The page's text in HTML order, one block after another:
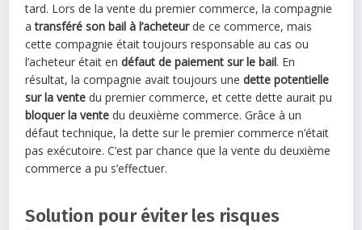
tard. Lors de la vente du premier commerce, la compagnie
atransféré son bail à l’acheteurde ce commerce, mais
cette compagnie était toujours responsable au cas ou
l’acheteur était endéfaut de paiement sur le bail. En
résultat, la compagnie avait toujours unedette potentielle
sur la vente du premier commerce, et cette dette aurait pu
bloquer la vente du deuxième commerce. Grâce à un
défaut technique, la dette sur le premier commerce n’était
pas exécutoire. C’est par chance que la vente du deuxième
commerce a pu s’effectuer.
Solution pour éviter les risques